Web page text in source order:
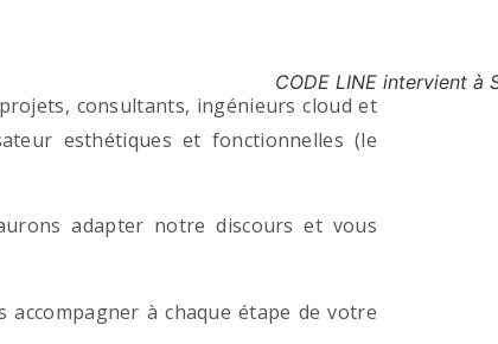
consultants, ingénieurs cloud et
esthétiques et fonctionnelles (le
adapter notre discours et vous
accompagner à chaque étape de votre
CODE LINE intervient à